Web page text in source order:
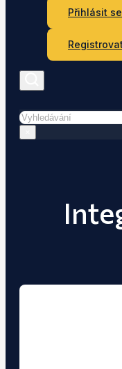
Přihlásit se
Registrovat
Hledat